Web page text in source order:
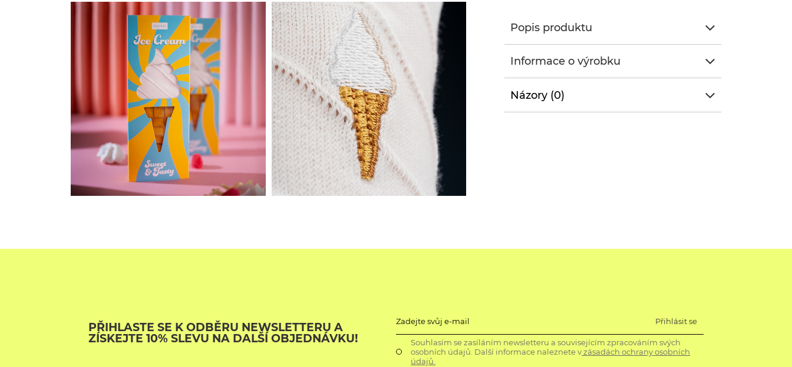
Popis produktu
Informace o výrobku
Názory (0)
PŘIHLASTE SE K ODBĚRU NEWSLETTERU A
ZÍSKEJTE 10% SLEVU NA DALŠÍ OBJEDNÁVKU!
Zadejte svůj e-mail Přihlásit se
Souhlasím se zasíláním newsletteru a souvisejícím zpracováním svých
osobních údajů. Další informace naleznete vzásadách ochrany osobních
údajů.